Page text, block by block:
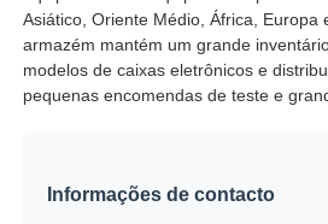
Asiático, Oriente Médio, África, Europa
armazém mantém um grande
modelos de caixas eletrônicos e
pequenas encomendas de teste e
Informações de contacto